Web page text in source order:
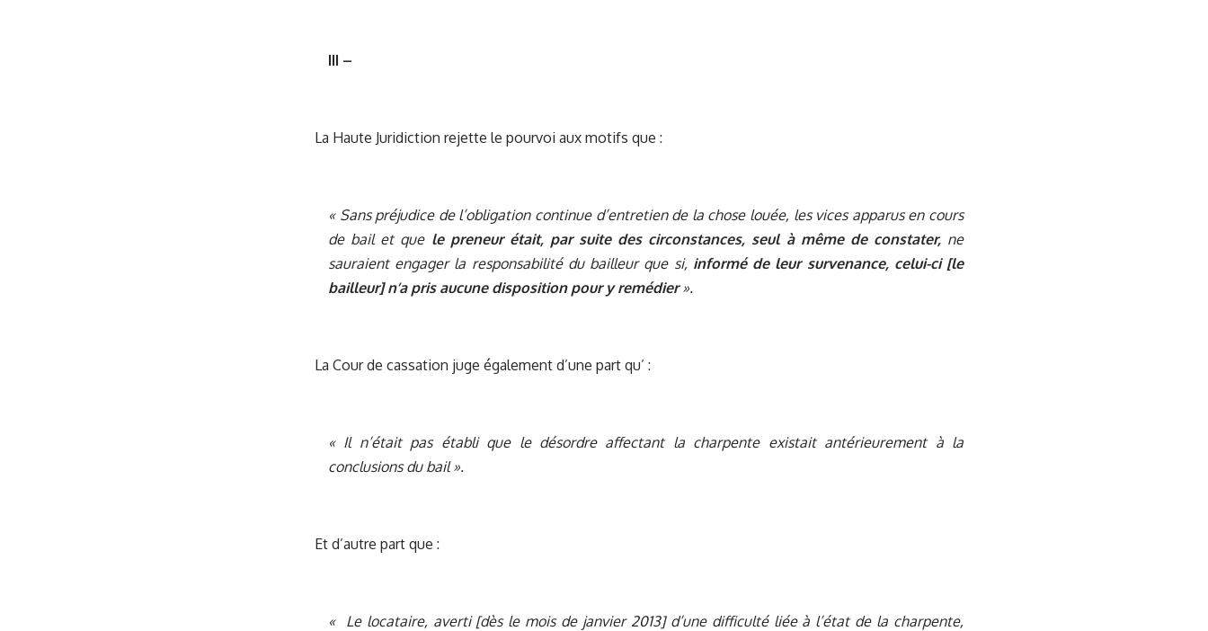
III –
La Haute Juridiction rejette le pourvoi aux motifs que :
« Sans préjudice de l’obligation continue d’entretien de la chose louée, les vices apparus en cours
de bail et que le preneur était, par suite des circonstances, seul à même de constater,ne
sauraient engager la responsabilité du bailleur que si, informé de leur survenance, celui-ci [le
bailleur] n’a pris aucune disposition pour y remédier».
La Cour de cassation juge également d’une part qu’ :
« Il n’était pas établi que le désordre affectant la charpente existait antérieurement à la
conclusions du bail ».
Et d’autre part que :
« Le locataire, averti [dès le mois de janvier 2013] d’une difficulté liée à l’état de la charpente,